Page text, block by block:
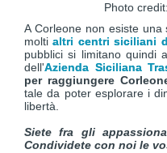
Photo credit:
A Corleone non esiste
molti altri centri siciliani
pubblici si limitano quindi
dell'Azienda Siciliana
per raggiungere
tale da poter esplorare i
libertà.
Siete fra gli
Condividete con noi le